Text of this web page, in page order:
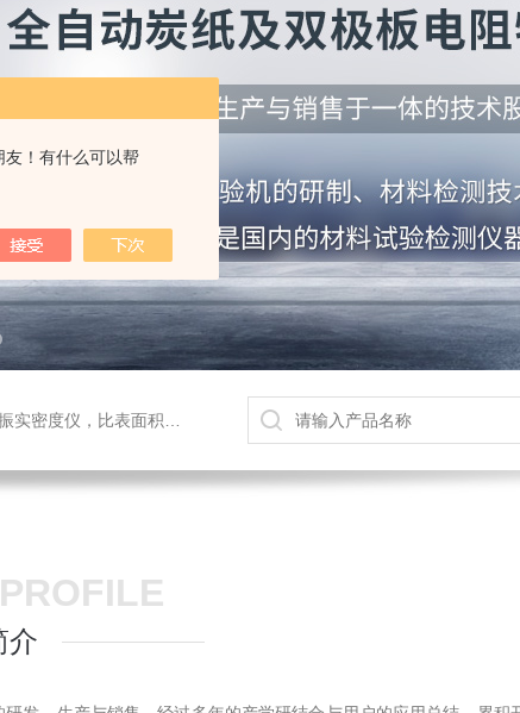
友！有什么可以帮
透气率仪，炭块二氧化碳反应测定仪
介